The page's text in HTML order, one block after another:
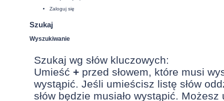
Zaloguj się
Szukaj
Wyszukiwanie
Szukaj wg słów kluczowych:
Umieść+ przed słowem, które musi
wystąpić. Jeśli umieścisz listę słów
słów będzie musiało wystąpić.